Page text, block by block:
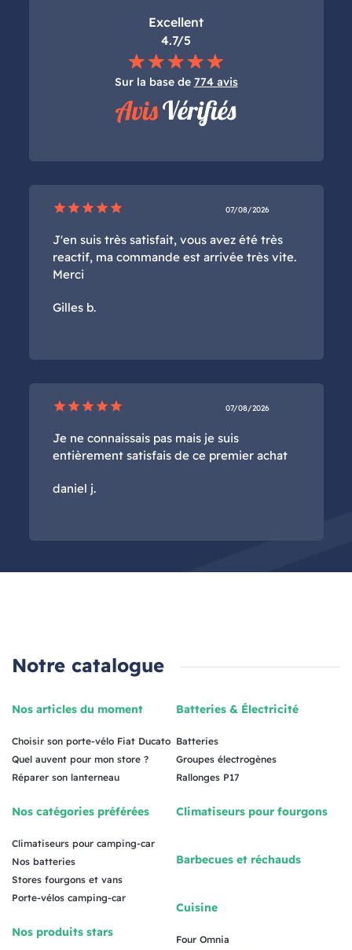
Excellent
4.7/5
Sur la base de 774 avis
star star star star star 07/08/2026
J'en suis très satisfait, vous avez été très
reactif, ma commande est arrivée très vite.
Merci
Gilles b.
star star star star star 07/08/2026
Je ne connaissais pas mais je suis
entièrement satisfais de ce premier achat
daniel j.
Notre catalogue
Nos articles du moment
Choisir son porte-vélo Fiat Ducato
Quel auvent pour mon store ?
Réparer son lanterneau
Nos catégories préférées
Climatiseurs pour camping-car
Nos batteries
Stores fourgons et vans
Porte-vélos camping-car
Nos produits stars
Batteries & Électricité
Batteries
Groupes électrogènes
Rallonges P17
Climatiseurs pour fourgons
Barbecues et réchauds
Cuisine
Four Omnia